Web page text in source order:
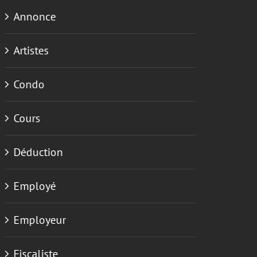
Annonce
Artistes
Condo
Cours
Déduction
Employé
Employeur
Fiscaliste